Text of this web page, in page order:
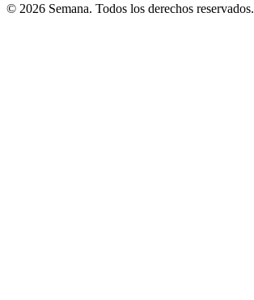
© 2026 Semana. Todos los derechos reservados.